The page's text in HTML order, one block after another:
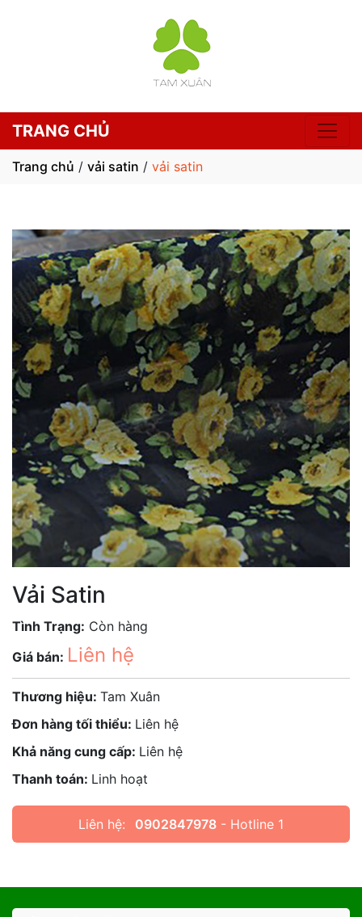
TRANG CHỦ
Trang chủ / vải satin / vải satin
Vải Satin
Tình Trạng: Còn hàng
Giá bán: Liên hệ
Thương hiệu: Tam Xuân
Đơn hàng tối thiểu: Liên hệ
Khả năng cung cấp: Liên hệ
Thanh toán: Linh hoạt
Liên hệ: 0902847978 - Hotline 1